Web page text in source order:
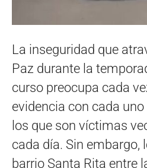
La inseguridad que
Paz durante la
curso preocupa cada
evidencia con cada
los que son víctimas
cada día. Sin embargo,
barrio Santa Rita entre